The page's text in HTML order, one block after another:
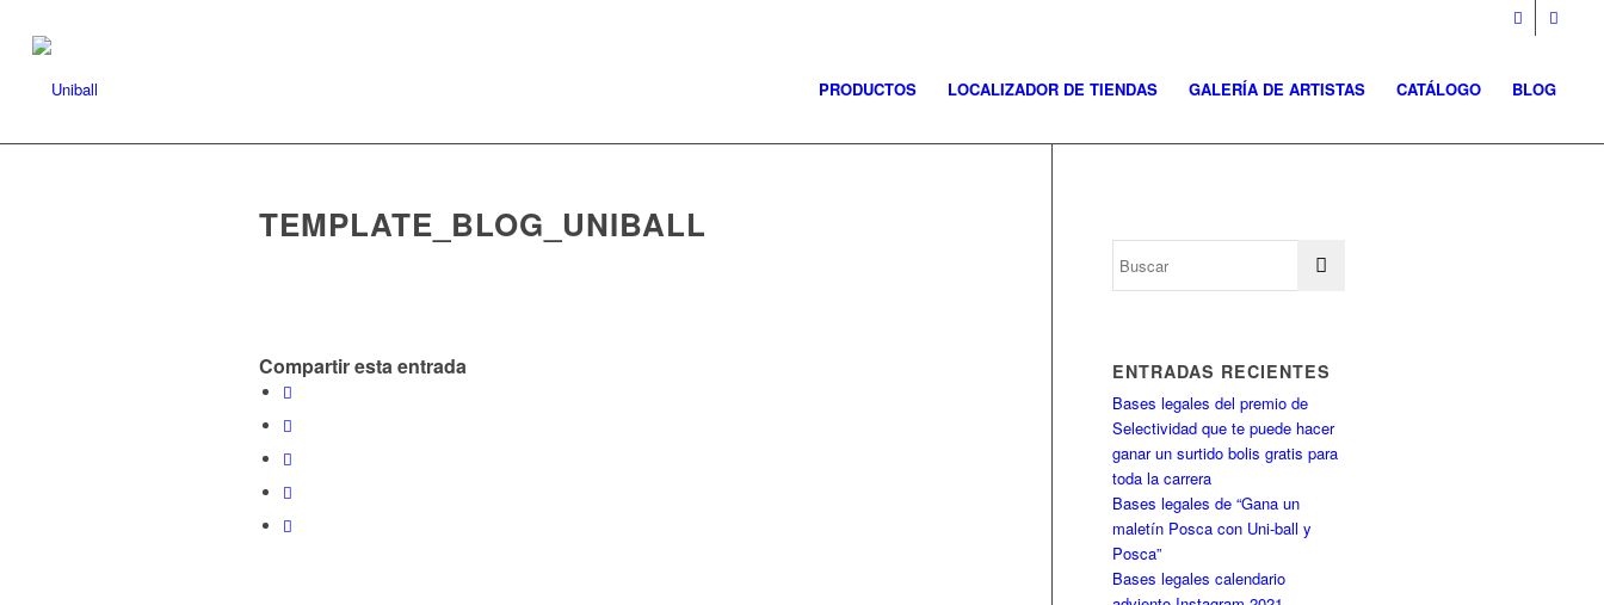
PRODUCTOS LOCALIZADOR DE TIENDAS GALERÍA DE ARTISTAS CATÁLOGO BLOG
TEMPLATE_BLOG_UNIBALL
Compartir esta entrada ENTRADAS RECIENTES
Bases legales del premio de
Selectividad que te puede hacer
ganar un surtido bolis gratis para
toda la carrera
Bases legales de “Gana un
maletín Posca con Uni-ball y
Posca”
Bases legales calendario